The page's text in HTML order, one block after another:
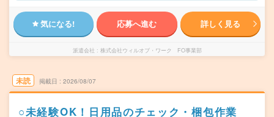
気になる! 応募へ進む 詳しく見る
派遣会社 株式会社ウィルオブ・ワーク FO事業部
未読 掲載日 2026/08/07
○未経験OK！日用品のチェック・梱包作業